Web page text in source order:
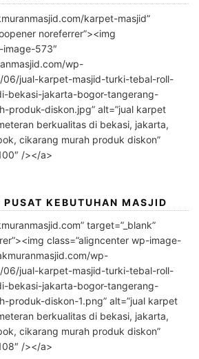
karpet-masjid”
noreferrer”><img
image-573″
wp-
06/jual-karpet-masjid-turki-tebal-roll-
bekasi-jakarta-bogor-tangerang-
produk-diskon.jpg” alt=”jual karpet
berkualitas di bekasi, jakarta,
cikarang murah produk diskon”
/></a>
KEBUTUHAN MASJID
target=”_blank”
class=”aligncenter wp-image-
wp-
06/jual-karpet-masjid-turki-tebal-roll-
bekasi-jakarta-bogor-tangerang-
produk-diskon-1.png” alt=”jual karpet
berkualitas di bekasi, jakarta,
cikarang murah produk diskon”
/></a>